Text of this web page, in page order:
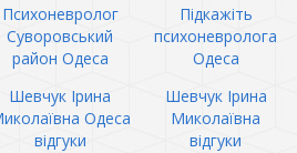
Психоневролог
Суворовський
район Одеса
Підкажіть
психоневролога
Одеса
Шевчук Ірина
Одеса
відгуки
Шевчук Ірина
Миколаївна
відгуки